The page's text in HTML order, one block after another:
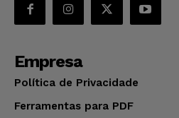
Empresa
Política de Privacidade
Ferramentas para PDF